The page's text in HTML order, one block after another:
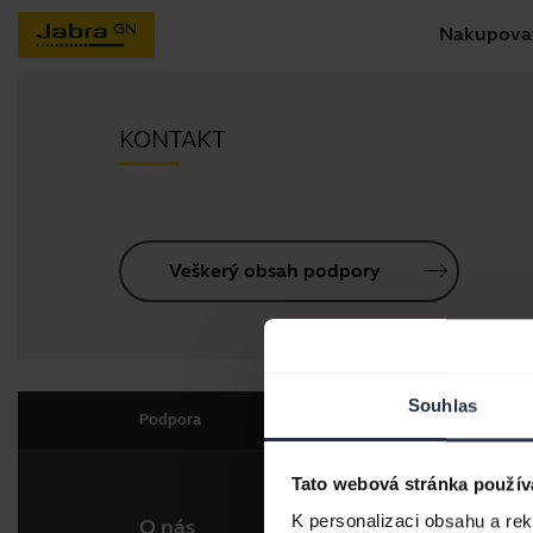
Souhlas
Tato webová stránka
K personalizaci obsahu a
KONTAKT
Veškerý obsah podpory
Podpora
O nás